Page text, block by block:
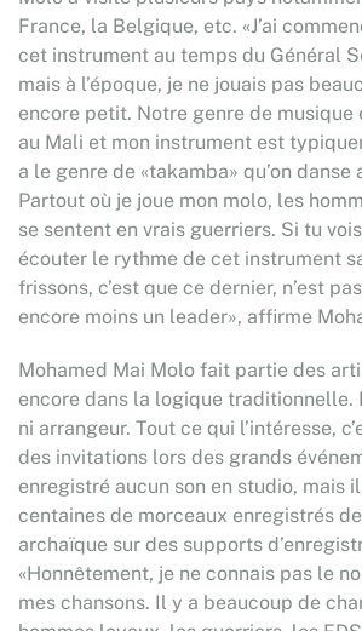
France, la Belgique, etc. «J’ai
cet instrument au temps du Général
mais à l’époque, je ne jouais pas
encore petit. Notre genre de musique
au Mali et mon instrument est
a le genre de «takamba» qu’on danse
Partout où je joue mon molo, les
se sentent en vrais guerriers. Si tu
écouter le rythme de cet instrument
frissons, c’est que ce dernier, n’est pas
encore moins un leader», affirme
Mohamed Mai Molo fait partie des
encore dans la logique traditionnelle.
ni arrangeur. Tout ce qui l’intéresse,
des invitations lors des grands
enregistré aucun son en studio, mais
centaines de morceaux enregistrés
archaïque sur des supports
«Honnêtement, je ne connais pas le
mes chansons. Il y a beaucoup de